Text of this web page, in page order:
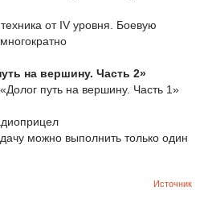
от IV уровня. Боевую
на вершину. Часть 2»
путь на вершину. Часть 1»
можно выполнить только один
Источник